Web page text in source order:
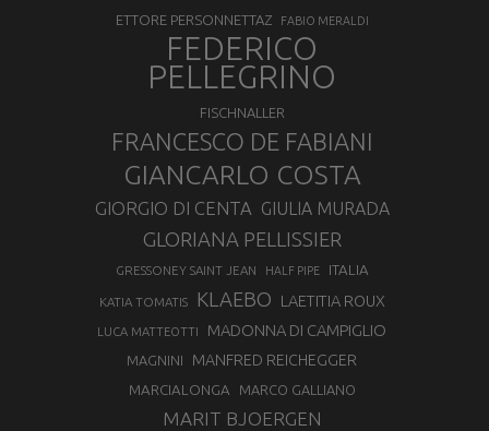
ETTORE PERSONNETTAZ FABIO MERALDI
FEDERICO
PELLEGRINO
FISCHNALLER
FRANCESCO DE FABIANI
GIANCARLO COSTA
GIORGIO DI CENTA GIULIA MURADA
GLORIANA PELLISSIER
GRESSONEY SAINT JEAN HALF PIPE ITALIA
KATIA TOMATIS KLAEBO LAETITIA ROUX
LUCA MATTEOTTI MADONNA DI CAMPIGLIO
MAGNINI MANFRED REICHEGGER
MARCIALONGA MARCO GALLIANO
MARIT BJOERGEN